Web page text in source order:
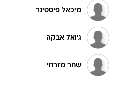
מיכאל פיסטינר
ג'ואל אבקה
שחר מזרחי